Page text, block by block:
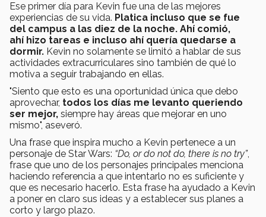
Ese primer día para Kevin fue una de las mejores
experiencias de su vida. Platica incluso que se fue
del campus a las diez de la noche. Ahí comió,
ahí hizo tareas e incluso ahí quería quedarse a
dormir. Kevin no solamente se limitó a hablar de sus
actividades extracurriculares sino también de qué lo
motiva a seguir trabajando en ellas.
"Siento que esto es una oportunidad única que debo
aprovechar, todos los días me levanto queriendo
ser mejor, siempre hay áreas que mejorar en uno
mismo", aseveró.
Una frase que inspira mucho a Kevin pertenece a un
personaje de Star Wars: “Do, or do not do, there is no try”,
frase que uno de los personajes principales menciona
haciendo referencia a que intentarlo no es suficiente y
que es necesario hacerlo. Esta frase ha ayudado a Kevin
a poner en claro sus ideas y a establecer sus planes a
corto y largo plazo.